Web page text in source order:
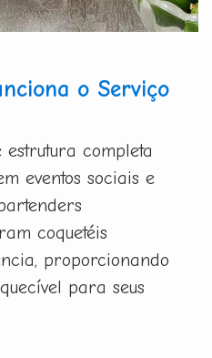
o Serviço
completa
eventos sociais e
coquetéis
proporcionando
para seus